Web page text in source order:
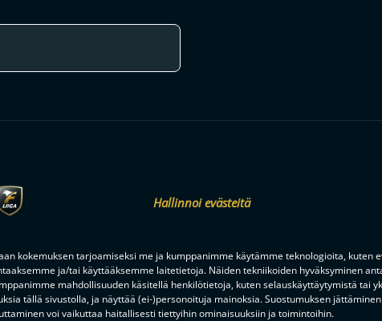
Hallinnoi evästeitä
kokemuksen tarjoamiseksi me ja kumppanimme käytämme teknologioita, kuten
ja/tai käyttääksemme laitetietoja. Näiden tekniikoiden hyväksyminen
mahdollisuuden käsitellä henkilötietoja, kuten selauskäyttäytymistä tai
tällä sivustolla, ja näyttää (ei-)personoituja mainoksia. Suostumuksen
voi vaikuttaa haitallisesti tiettyihin ominaisuuksiin ja toimintoihin.
F-LIIGAN KUMPPANIT